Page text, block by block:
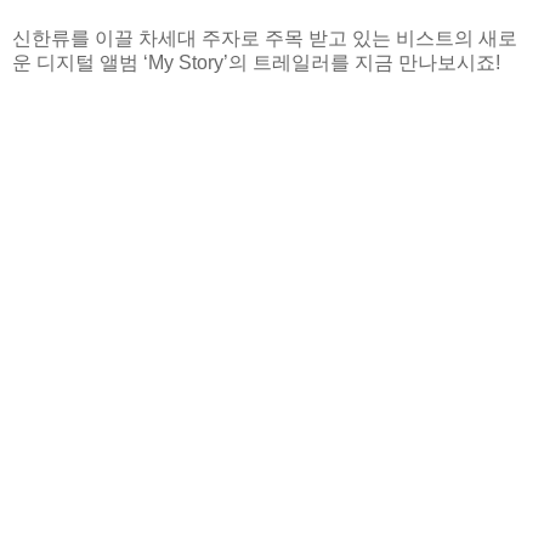
신한류를 이끌 차세대 주자로 주목 받고 있는 비스트의 새로
운 디지털 앨범 ‘My Story’의 트레일러를 지금 만나보시죠!